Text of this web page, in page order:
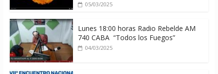
05/03/2025
Lunes 18:00 horas Radio Rebelde AM
740 CABA “Todos los Fuegos”
04/03/2025